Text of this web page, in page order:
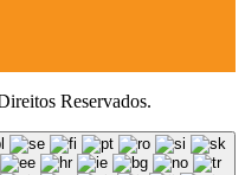
Reservados.